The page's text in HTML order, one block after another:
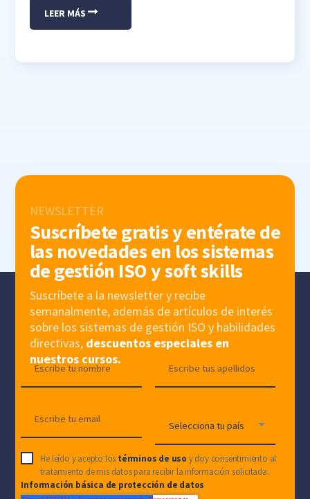
LEER MÁS
NEWSLETTER
Suscríbete gratis y entérate de
las novedades en los sistemas
de gestión ISO y soft skills
Suscríbete a la newsletter y recibe
semanalmente, además de artículos de interés
sobre los sistemas de gestión ISO y habilidades
directivas, descuentos especiales en
nuestros cursos.
He leído y acepto los términos de uso y doy consentimiento al
tratamiento de mis datos para recibir la información solicitada.
Información básica de protección de datos